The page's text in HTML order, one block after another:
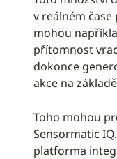
v reálném
mohou
přítomnost
dokonce
akce na
Toho mohou
Sensormatic
platforma